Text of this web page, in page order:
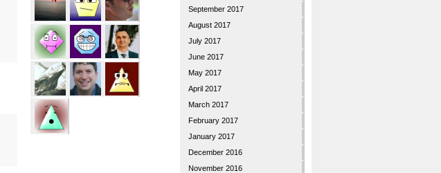
September 2017
August 2017
July 2017
June 2017
May 2017
April 2017
March 2017
February 2017
January 2017
December 2016
November 2016